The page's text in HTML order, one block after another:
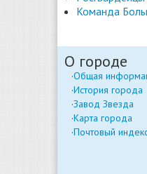
Команда
О городе
Общая
История города
Завод Звезда
Карта города
Почтовый